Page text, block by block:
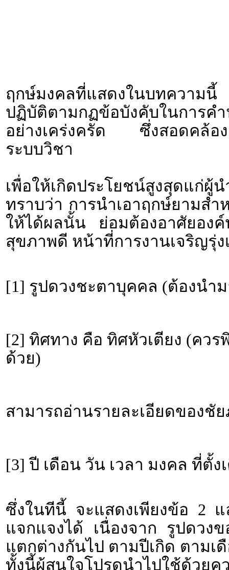
ฤกษ์มงคลที่แสดงในบทความ
ปฏิบัติตามกฏข้อบังคับในก
อย่างเคร่งครัด ซึ่งสอดคล้อง
ระบบวิชา
เพื่อให้เกิดประโยชน์สูงสุดแก่
ทราบว่า การนำเอาฤกษ์ยามสำ
ให้ได้ผลนั้น ย่อมต้องอาศัยอง
สุขภาพดี หน้าที่การงานเจริญรุ่ง
[1] รูปดวงชะตาบุคคล (ต้องนำ
[2] ทิศทาง คือ ทิศหัวเตียง (คว
ด้วย)
สามารถอ่านรายละเอียดของชั
[3] ปี เดือน วัน เวลา มงคล ที่ตั้ง
ซึ่งในทีนี้ จะแสดงเพียงข้อ 2
แจกแจงได้ เนื่องจาก รูปดวง
แตกต่างกันไป ตามปีเกิด ตามเ
ทั้งนี้ผู้สนใจโปรดนำไปใช้ด้วยค